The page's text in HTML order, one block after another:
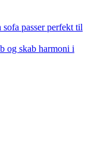
passer perfekt til
og skab harmoni i